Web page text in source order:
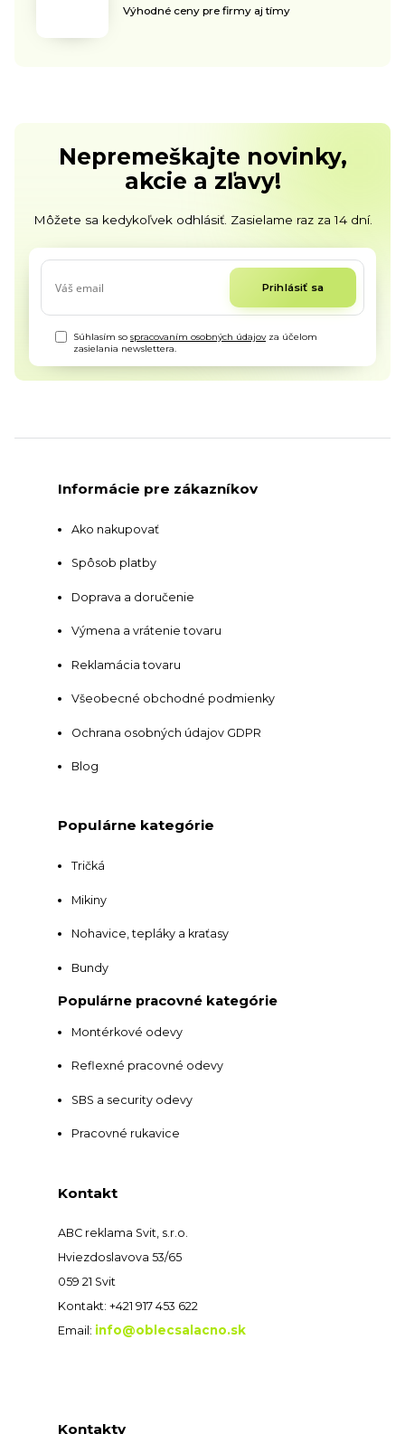
Výhodné ceny pre firmy aj tímy
Nepremeškajte novinky,
akcie a zľavy!
Môžete sa kedykoľvek odhlásiť. Zasielame raz za 14 dní.
Prihlásiť sa
Súhlasím sospracovaním osobných údajovza účelom
zasielania newslettera.
Informácie pre zákazníkov
Ako nakupovať
Spôsob platby
Doprava a doručenie
Výmena a vrátenie tovaru
Reklamácia tovaru
Všeobecné obchodné podmienky
Ochrana osobných údajov GDPR
Blog
Populárne kategórie
Tričká
Mikiny
Nohavice, tepláky a kraťasy
Bundy
Populárne pracovné kategórie
Montérkové odevy
Reflexné pracovné odevy
SBS a security odevy
Pracovné rukavice
Kontakt
ABC reklama Svit, s.r.o.
Hviezdoslavova 53/65
059 21 Svit
Kontakt: +421 917 453 622
Email: info@oblecsalacno.sk
Kontakty